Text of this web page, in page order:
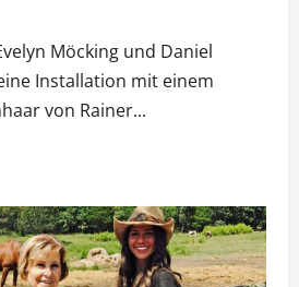
Möcking und Daniel
Installation mit einem
von Rainer...